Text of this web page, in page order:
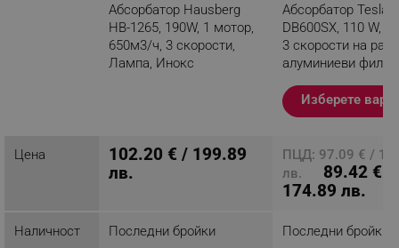
Абсорбатор Hausberg
HB-1265, 190W, 1 мотор,
650м3/ч, 3 скорости,
Лампа, Инокс
Абсорбатор Tesla
DB600SX, 110 W, 1
3 скорости на
алуминиеви
Изберете
Цена
102.20 € / 199.89
лв.
ПЦД: 97.09 € /
лв.
89.42 € /
174.89 лв.
Наличност Последни бройки Последни бройки